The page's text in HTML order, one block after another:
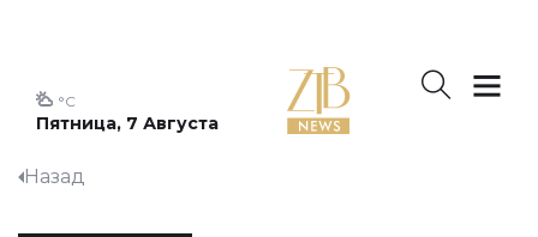
Пятница, 7 Августа
°C
Назад